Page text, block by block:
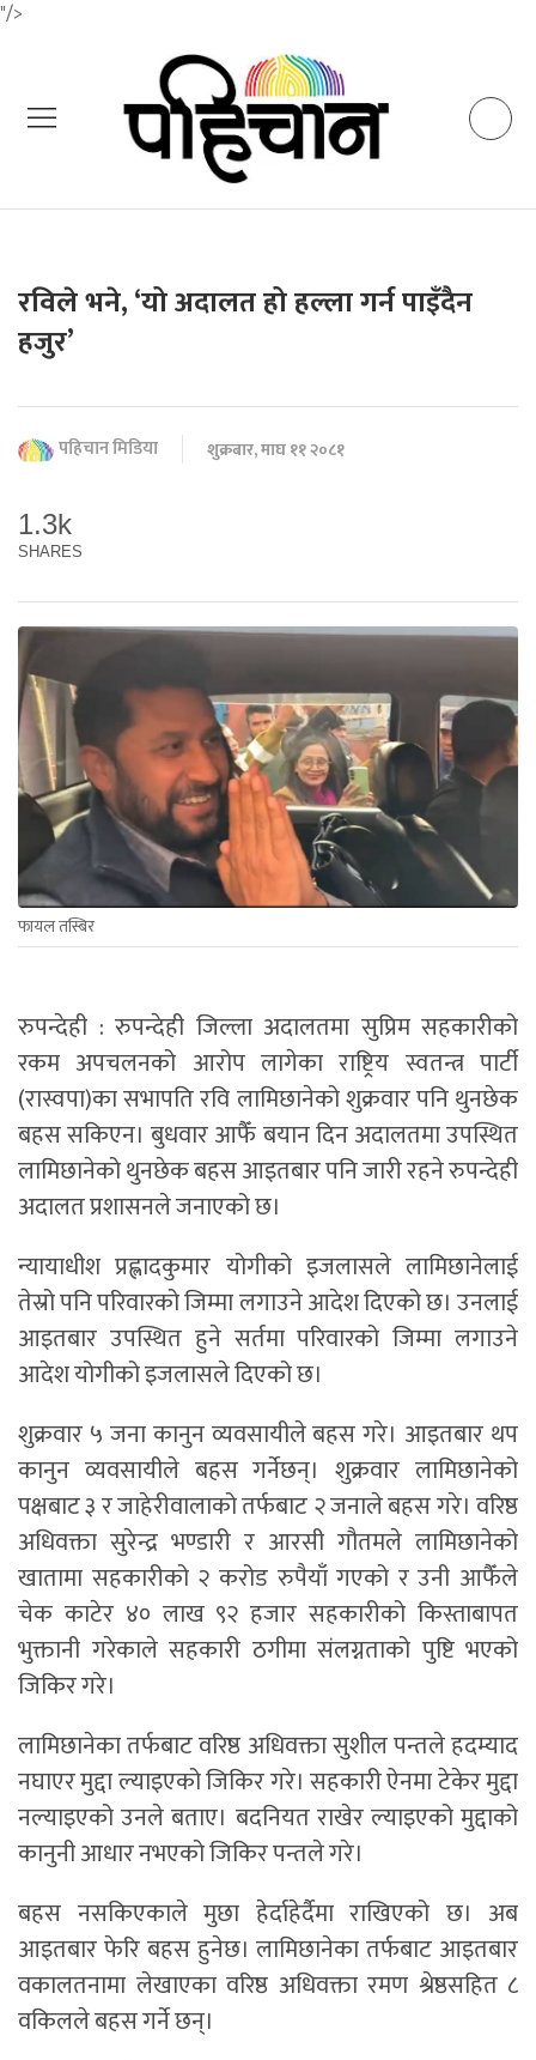
"/>
रविले भने, ‘यो अदालत हो हल्ला गर्न पाइँदैन
हजुर’
पहिचान मिडिया शुक्रबार, माघ ११ २०८१
1.3k
SHARES
फायल तस्बिर
रुपन्देही : रुपन्देही जिल्ला अदालतमा सुप्रिम सहकारीको
रकम अपचलनको आरोप लागेका राष्ट्रिय स्वतन्त्र पार्टी
(रास्वपा)का सभापति रवि लामिछानेको शुक्रवार पनि थुनछेक
बहस सकिएन। बुधवार आफैँ बयान दिन अदालतमा उपस्थित
लामिछानेको थुनछेक बहस आइतबार पनि जारी रहने रुपन्देही
अदालत प्रशासनले जनाएको छ।
न्यायाधीश प्रह्लादकुमार योगीको इजलासले लामिछानेलाई
तेस्रो पनि परिवारको जिम्मा लगाउने आदेश दिएको छ। उनलाई
आइतबार उपस्थित हुने सर्तमा परिवारको जिम्मा लगाउने
आदेश योगीको इजलासले दिएको छ।
शुक्रवार ५ जना कानुन व्यवसायीले बहस गरे। आइतबार थप
कानुन व्यवसायीले बहस गर्नेछन्। शुक्रवार लामिछानेको
पक्षबाट ३ र जाहेरीवालाको तर्फबाट २ जनाले बहस गरे। वरिष्ठ
अधिवक्ता सुरेन्द्र भण्डारी र आरसी गौतमले लामिछानेको
खातामा सहकारीको २ करोड रुपैयाँ गएको र उनी आफैँले
चेक काटेर ४० लाख ९२ हजार सहकारीको किस्ताबापत
भुक्तानी गरेकाले सहकारी ठगीमा संलग्नताको पुष्टि भएको
जिकिर गरे।
लामिछानेका तर्फबाट वरिष्ठ अधिवक्ता सुशील पन्तले हदम्याद
नघाएर मुद्दा ल्याइएको जिकिर गरे। सहकारी ऐनमा टेकेर मुद्दा
नल्याइएको उनले बताए। बदनियत राखेर ल्याइएको मुद्दाको
कानुनी आधार नभएको जिकिर पन्तले गरे।
बहस नसकिएकाले मुछा हेर्दाहेर्दैमा राखिएको छ। अब
आइतबार फेरि बहस हुनेछ। लामिछानेका तर्फबाट आइतबार
वकालतनामा लेखाएका वरिष्ठ अधिवक्ता रमण श्रेष्ठसहित ८
वकिलले बहस गर्ने छन्।